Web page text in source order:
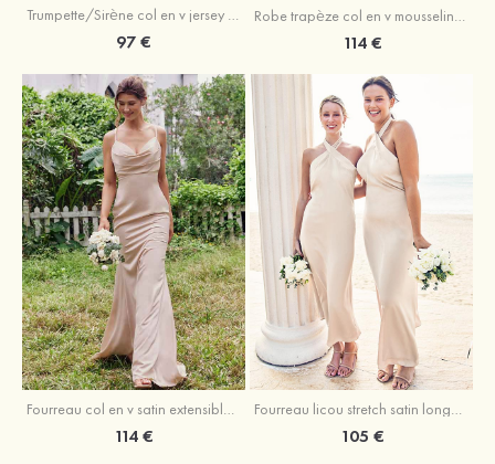
Trumpette/Sirène col en v jersey ras du sol robe de demoiselle d'honneur
97 € 114 €
Fourreau col en v satin extensible ras du sol robe de demoiselle d'honneur
114 €
Fourreau licou stretch satin longueur cheville robe de demoiselle d'honneur
105 €